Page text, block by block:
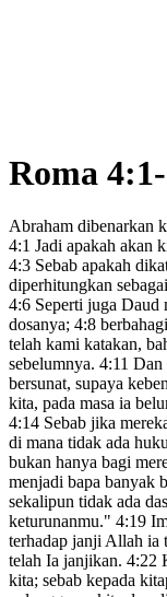
Roma
Abraham dibenarkan
4:1 Jadi apakah akan
4:3 Sebab apakah
diperhitungkan
4:6 Seperti juga Daud
dosanya; 4:8
telah kami katakan,
sebelumnya. 4:11 Dan
bersunat, supaya
kita, pada masa ia
4:14 Sebab jika
di mana tidak ada
bukan hanya bagi
menjadi bapa banyak
sekalipun tidak ada
keturunanmu." 4:19
terhadap janji Allah ia
telah Ia janjikan. 4:22
kita; sebab kepada